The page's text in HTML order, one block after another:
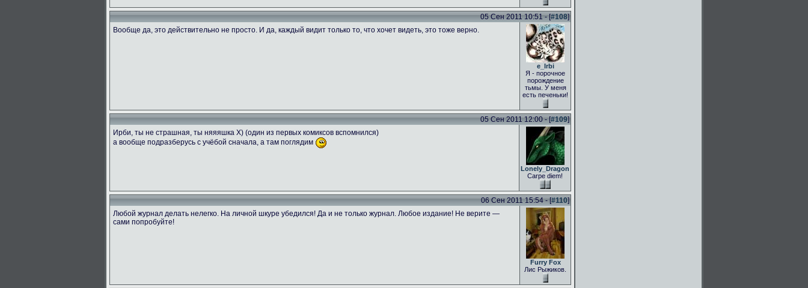
05 Сен 2011 10:51 - [#108]
Вообще да, это действительно не просто. И да, каждый видит только то, что хочет видеть, это тоже верно.
e_Irbi
Я - порочное
порождение
тьмы. У меня
есть печеньки!
05 Сен 2011 12:00 - [#109]
Ирби, ты не страшная, ты няяяшка X) (один из первых комиксов вспомнился)
а вообще подразберусь с учёбой сначала, а там поглядим
Lonely_Dragon
Carpe diem!
06 Сен 2011 15:54 - [#110]
Любой журнал делать нелегко. На личной шкуре убедился! Да и не только журнал. Любое издание! Не верите —
сами попробуйте!
Furry Fox
Лис Рыжиков.